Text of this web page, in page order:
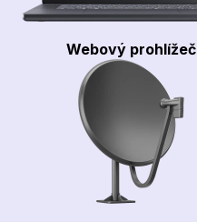
Webový prohlížeč